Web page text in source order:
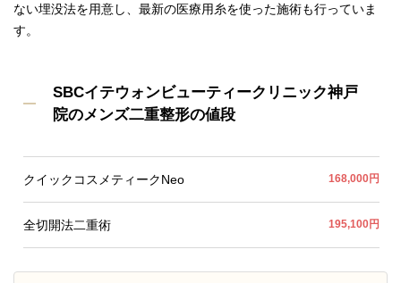
ない埋没法を用意し、最新の医療用糸を使った施術も行っていま
す。
SBCイテウォンビューティークリニック神戸
院のメンズ二重整形の値段
クイックコスメティークNeo 168,000円
全切開法二重術 195,100円